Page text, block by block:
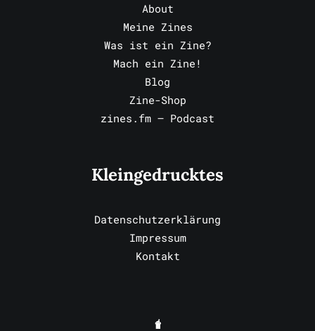
About
Meine Zines
Was ist ein Zine?
Mach ein Zine!
Blog
Zine-Shop
zines.fm – Podcast
Kleingedrucktes
Datenschutzerklärung
Impressum
Kontakt
🧋